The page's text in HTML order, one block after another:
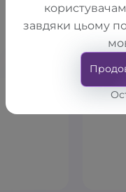
Мы работаем
кому доверяем сами.
завдяки цьому